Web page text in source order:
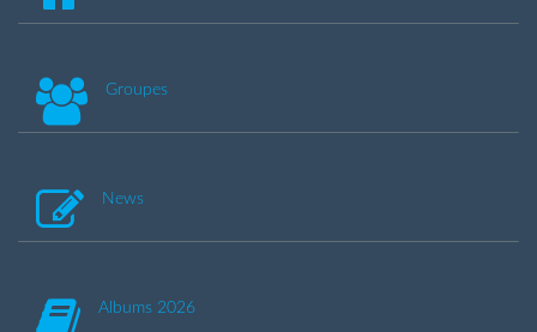
Groupes
News
Albums 2026